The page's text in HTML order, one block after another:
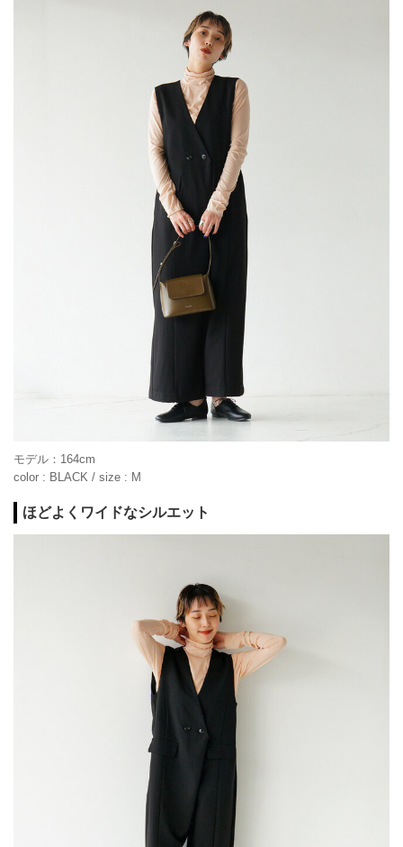
モデル：164cm
color : BLACK / size : M
ほどよくワイドなシルエット